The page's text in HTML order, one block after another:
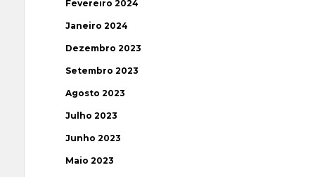
Fevereiro 2024
Janeiro 2024
Dezembro 2023
Setembro 2023
Agosto 2023
Julho 2023
Junho 2023
Maio 2023